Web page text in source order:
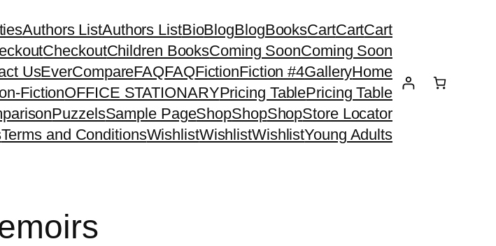
Authors ListAuthors ListBioBlogBlogBooksCartCartCart
CheckoutChildren BooksComing SoonComing Soon
UsEverCompareFAQFAQFictionFiction #4GalleryHome
FictionOFFICE STATIONARYPricing TablePricing Table
PuzzelsSample PageShopShopShopStore Locator
Terms and ConditionsWishlistWishlistWishlistYoung Adults